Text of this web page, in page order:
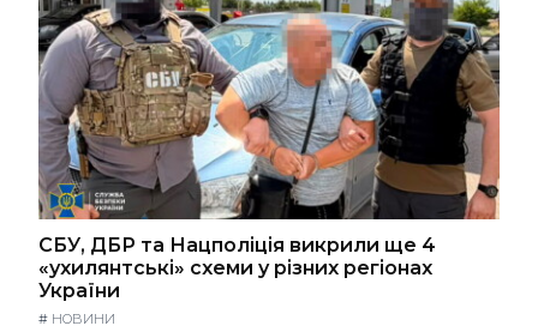
СБУ, ДБР та Нацполіція викрили ще 4
«ухилянтські» схеми у різних регіонах
України
# НОВИНИ